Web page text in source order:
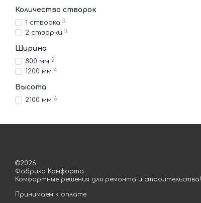
Количество створок
1 створка 3
2 створки 3
Ширина
800 мм 2
1200 мм 4
Высота
2100 мм 6
©2026
Фабрика Комфорта
Комфортные решения для ремонта и строительства!
Принимаем к оплате